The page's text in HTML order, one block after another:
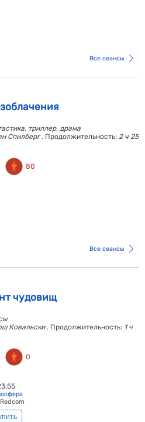
Все сеансы
триллер, драма
Спилберг . Продолжительность: 2 ч 25
80
Все сеансы
чудовищ
Ковальски . Продолжительность: 1 ч
0